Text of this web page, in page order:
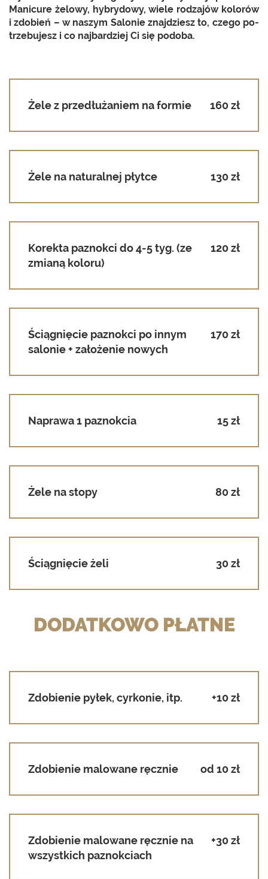
Ma­ni­cu­re że­lo­wy, hy­bry­do­wy, wiele ro­dza­jów ko­lo­rów
i zdo­bień – w na­szym Sa­lo­nie znaj­dziesz to, czego po­
trze­bu­jesz i co naj­bar­dziej Ci się po­do­ba.
Żele z przedłużaniem na formie 160 zł
Żele na naturalnej płytce 130 zł
Korekta paznokci do 4-5 tyg. (ze
zmianą koloru)
120 zł
Ściągnięcie paznokci po innym
salonie + założenie nowych
170 zł
Naprawa 1 paznokcia 15 zł
Żele na stopy 80 zł
Ściągnięcie żeli 30 zł
DODATKOWO PŁATNE
Zdobienie pyłek, cyrkonie, itp. +10 zł
Zdobienie malowane ręcznie od 10 zł
Zdobienie malowane ręcznie na
wszystkich paznokciach
+30 zł